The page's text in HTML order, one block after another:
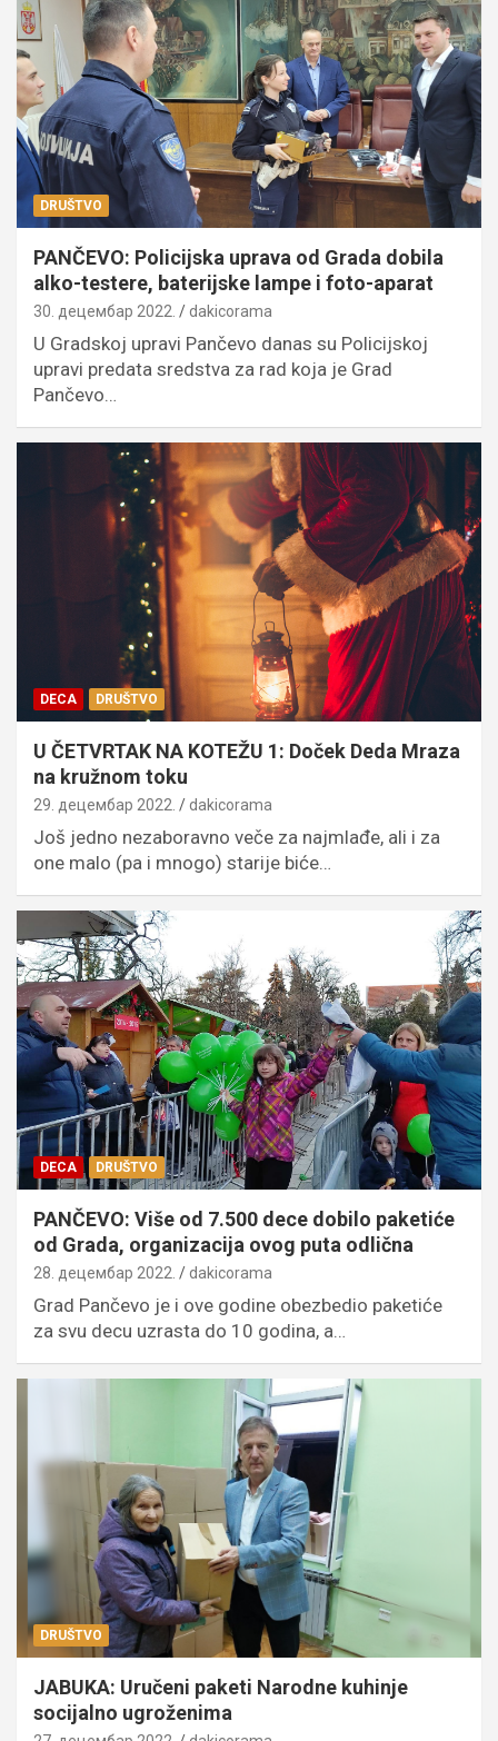
DRUŠTVO
PANČEVO: Policijska uprava od Grada dobila
alko-testere, baterijske lampe i foto-aparat
30. децембар 2022. dakicorama
U Gradskoj upravi Pančevo danas su Policijskoj
upravi predata sredstva za rad koja je Grad
Pančevo…
DECA DRUŠTVO
U ČETVRTAK NA KOTEŽU 1: Doček Deda Mraza
na kružnom toku
29. децембар 2022. dakicorama
Još jedno nezaboravno veče za najmlađe, ali i za
one malo (pa i mnogo) starije biće…
DECA DRUŠTVO
PANČEVO: Više od 7.500 dece dobilo paketiće
od Grada, organizacija ovog puta odlična
28. децембар 2022. dakicorama
Grad Pančevo je i ove godine obezbedio paketiće
za svu decu uzrasta do 10 godina, a…
DRUŠTVO
JABUKA: Uručeni paketi Narodne kuhinje
socijalno ugroženima